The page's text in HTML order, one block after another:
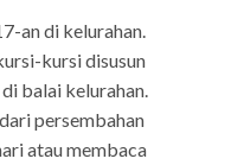
an di kelurahan.
kursi disusun
balai kelurahan.
persembahan
atau membaca